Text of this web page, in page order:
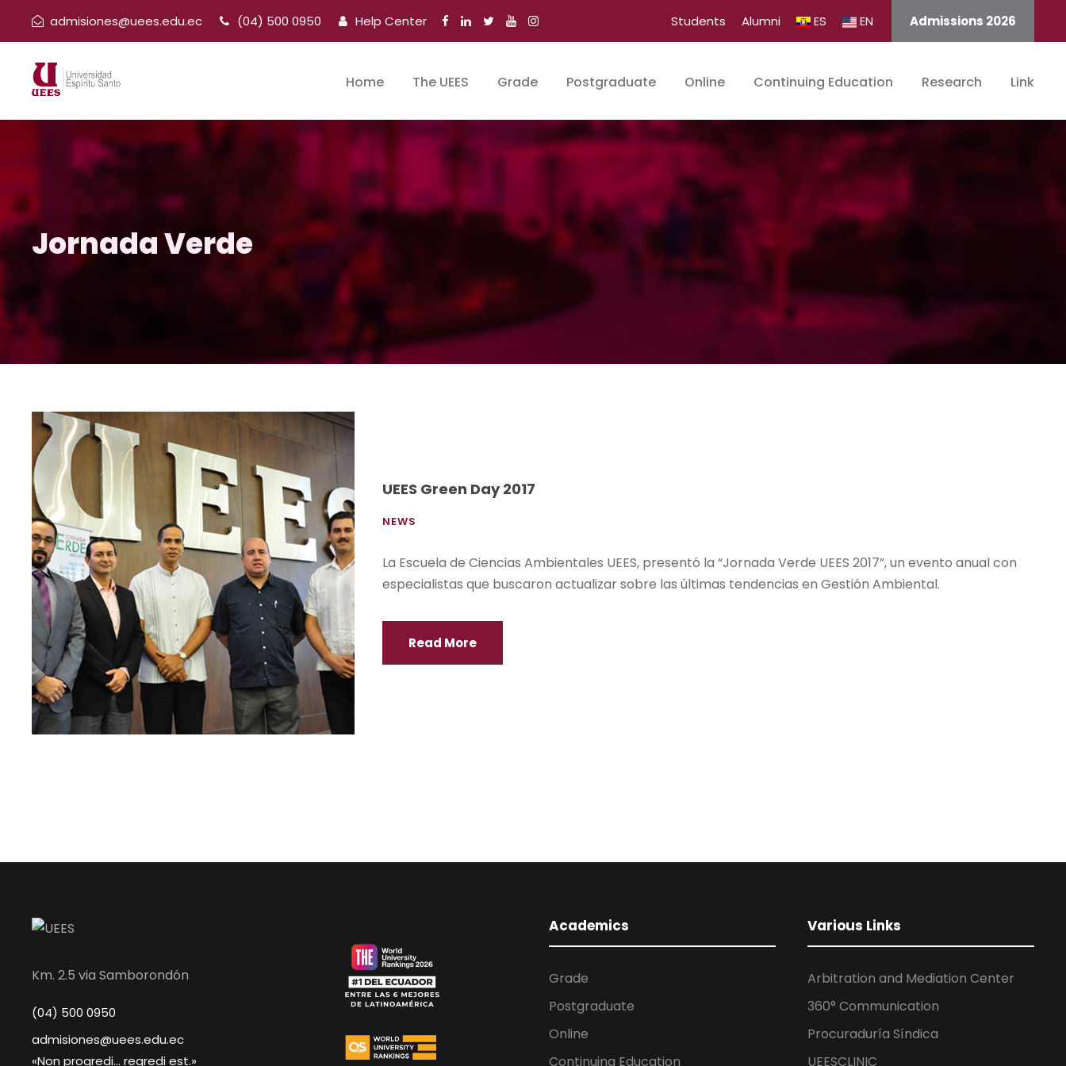
admisiones@uees.edu.ec (04) 500 0950 Help Center Students Alumni ES EN Admissions 2026
Home The UEES Grade Postgraduate Online Continuing Education Research Link
Jornada Verde
UEES Green Day 2017
NEWS
La Escuela de Ciencias Ambientales UEES, presentó la “Jornada Verde UEES 2017”, un evento anual con
especialistas que buscaron actualizar sobre las últimas tendencias en Gestión Ambiental.
Read More
Km. 2.5 via Samborondón
(04) 500 0950
admisiones@uees.edu.ec
«Non progredi... regredi est.»
Academics
Grade
Postgraduate
Online
Continuing Education
Various Links
Arbitration and Mediation Center
360° Communication
Procuraduría Síndica
UEESCLINIC